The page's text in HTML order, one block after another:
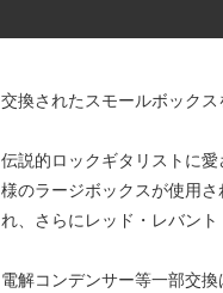
交換されたスモールボック
伝説的ロックギタリストに
様のラージボックスが使用
れ、さらにレッド・レバント
電解コンデンサー等一部交